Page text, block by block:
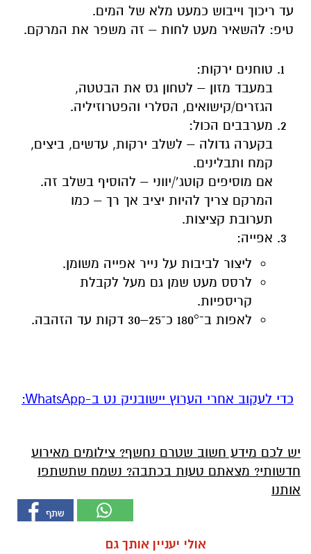
עד ריכוך וייבוש כמעט מלא של המים.
טיפ: להשאיר מעט לחות – זה משפר את המרקם.
טוחנים ירקות:
במעבד מזון – לטחון גס את הבטטה,
הגזרים/קישואים, הסלרי והפטרוזיליה.
מערבבים הכול:
בקערה גדולה – לשלב ירקות, עדשים, ביצים,
קמח ותבלינים.
אם מוסיפים קוטג’/יווני – להוסיף בשלב זה.
המרקם צריך להיות יציב אך רך – כמו
תערובת קציצות.
אפייה:
ליצור לביבות על נייר אפייה משומן.
לרסס מעט שמן גם מעל לקבלת
קריספיות.
לאפות ב־180° כ־25–30 דקות עד הזהבה.
‏כדי לעקוב אחרי הערוץ יישובניק נט ב-WhatsApp:‏‏‏
יש לכם מידע חשוב שטרם נחשף? צילומים מאירוע
חדשותי? מצאתם טעות בכתבה? נשמח שתשתפו
אותנו
אולי יעניין אותך גם